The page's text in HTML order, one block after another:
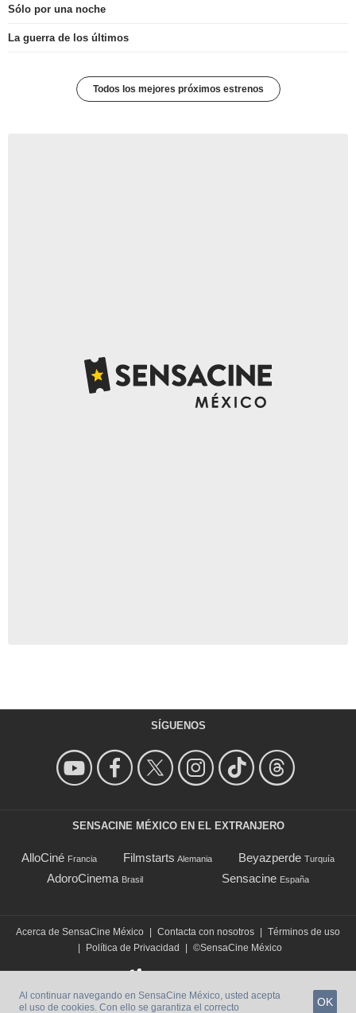
Sólo por una noche
La guerra de los últimos
Todos los mejores próximos estrenos
SÍGUENOS
SENSACINE MÉXICO EN EL EXTRANJERO
AlloCiné Francia Filmstarts Alemania Beyazperde Turquía
AdoroCinema Brasil Sensacine España
Acerca de SensaCine México Contacta con nosotros
Términos de uso
Política de Privacidad ©SensaCine México
Al continuar navegando en SensaCine México, usted acepta
el uso de cookies. Con ello se garantiza el correcto
OK